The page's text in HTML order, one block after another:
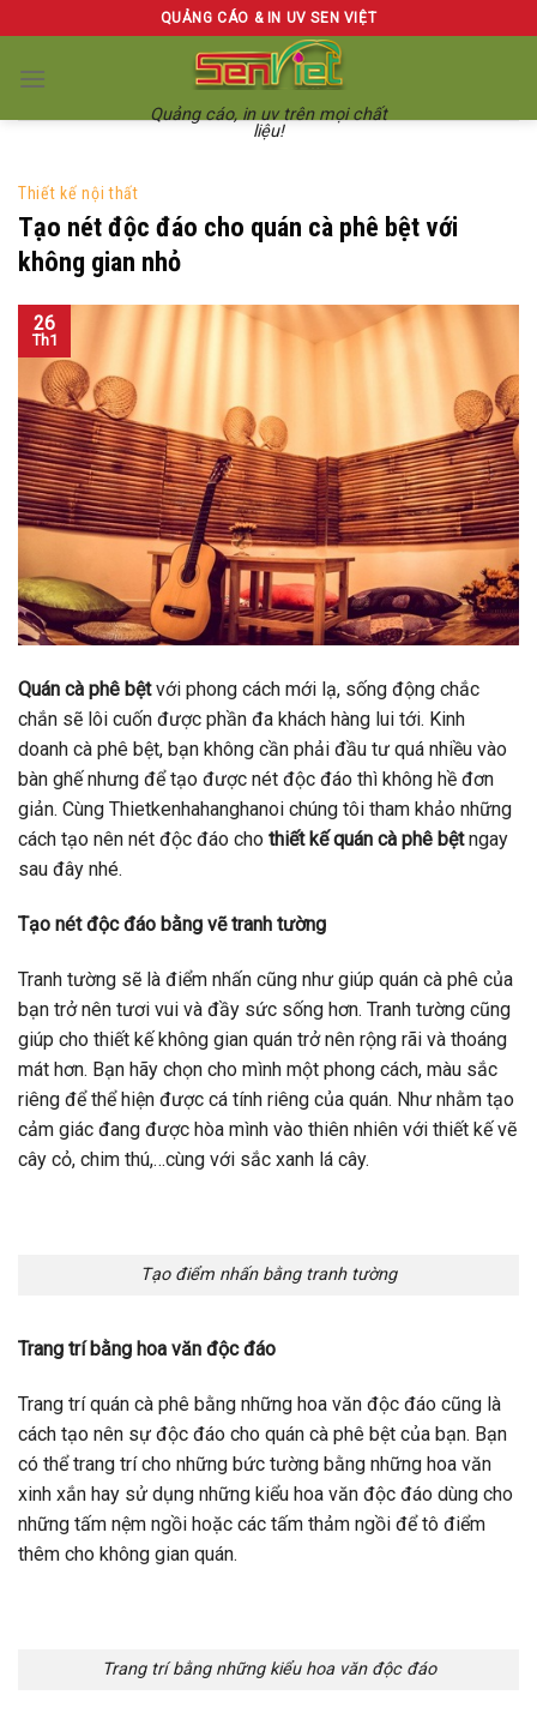
to
content
QUẢNG CÁO & IN UV SEN VIỆT
Quảng cáo, in uv trên mọi chất
liệu!
Thiết kế nội thất
Tạo nét độc đáo cho quán cà phê bệt với
không gian nhỏ
26
Th1
Quán cà phê bệtvới phong cách mới lạ, sống động chắc
chắn sẽ lôi cuốn được phần đa khách hàng lui tới. Kinh
doanh cà phê bệt, bạn không cần phải đầu tư quá nhiều vào
bàn ghế nhưng để tạo được nét độc đáo thì không hề đơn
giản. Cùng Thietkenhahanghanoi chúng tôi tham khảo những
cách tạo nên nét độc đáo cho thiết kế quán cà phê bệtngay
sau đây nhé.
Tạo nét độc đáo bằng vẽ tranh tường
Tranh tường sẽ là điểm nhấn cũng như giúp quán cà phê của
bạn trở nên tươi vui và đầy sức sống hơn. Tranh tường cũng
giúp cho thiết kế không gian quán trở nên rộng rãi và thoáng
mát hơn. Bạn hãy chọn cho mình một phong cách, màu sắc
riêng để thể hiện được cá tính riêng của quán. Như nhằm tạo
cảm giác đang được hòa mình vào thiên nhiên với thiết kế vẽ
cây cỏ, chim thú,…cùng với sắc xanh lá cây.
Tạo điểm nhấn bằng tranh tường
Trang trí bằng hoa văn độc đáo
Trang trí quán cà phê bằng những hoa văn độc đáo cũng là
cách tạo nên sự độc đáo cho quán cà phê bệt của bạn. Bạn
có thể trang trí cho những bức tường bằng những hoa văn
xinh xắn hay sử dụng những kiểu hoa văn độc đáo dùng cho
những tấm nệm ngồi hoặc các tấm thảm ngồi để tô điểm
thêm cho không gian quán.
Trang trí bằng những kiểu hoa văn độc đáo